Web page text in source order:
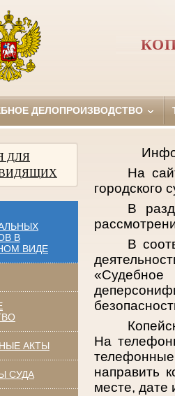
ДЕЛОПРОИЗВОДСТВО
ДЛЯ
В
ВИДЕ
АКТЫ
СУДА
На
городского
В
В
«Судебное
На
направить
месте, дате